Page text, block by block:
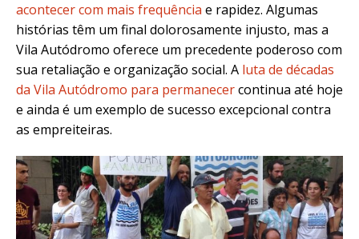
acontecer com mais frequência e rapidez. Algumas
histórias têm um final dolorosamente injusto, mas a
Vila Autódromo oferece um precedente poderoso com
sua retaliação e organização social. A luta de décadas
da Vila Autódromo para permanecercontinua até hoje
e ainda é um exemplo de sucesso excepcional contra
as empreiteiras.